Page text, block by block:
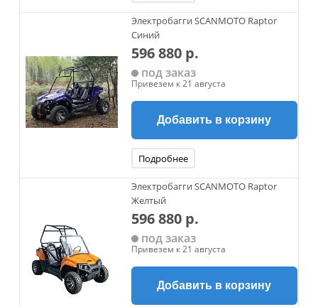
Электробагги SCANMOTO Raptor
Синий
596 880 р.
под заказ
Привезем к 21 августа
Добавить в корзину
Подробнее
Электробагги SCANMOTO Raptor
Желтый
596 880 р.
под заказ
Привезем к 21 августа
Добавить в корзину